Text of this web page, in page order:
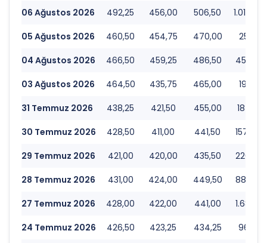
06 Ağustos 2026
492,25 456,00 506,50
05 Ağustos 2026
460,50 454,75 470,00
04 Ağustos 2026
466,50 459,25 486,50
03 Ağustos 2026
464,50 435,75 465,00
31 Temmuz 2026
438,25 421,50 455,00
30 Temmuz 2026
428,50 411,00 441,50
29 Temmuz 2026
421,00 420,00 435,50
28 Temmuz 2026
431,00 424,00 449,50
27 Temmuz 2026
428,00 422,00 441,00
24 Temmuz 2026
426,50 423,25 434,25